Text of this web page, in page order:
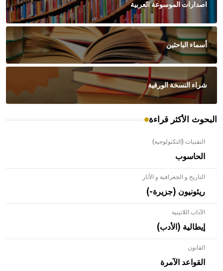
اصدارات الموسوعة العربية
أسماء الباحثين
شراء النسخة الورقية
البحوث الأكثر قراءة
التقنيات (التكنولوجية)
الحاسوب
التاريخ و الجغرافية و الآثار
ريئونيون (جزيرة-)
الآداب اللاتينية
إيطالية (الأدب)
القانون
القواعد الآمرة
- هل تعلم أن الأبلق نوع من الفنون الهندسية التي ارتبطت
بالعمارة الإسلامية في بلاد الشام ومصر خاصة، حيث يحرص